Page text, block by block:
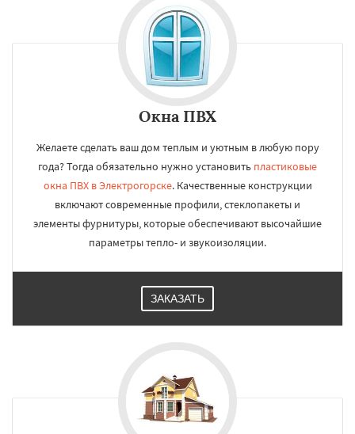
Окна ПВХ
Желаете сделать ваш дом теплым и уютным в любую пору
года? Тогда обязательно нужно установить пластиковые
окна ПВХ в Электрогорске. Качественные конструкции
включают современные профили, стеклопакеты и
элементы фурнитуры, которые обеспечивают высочайшие
параметры тепло- и звукоизоляции.
ЗАКАЗАТЬ